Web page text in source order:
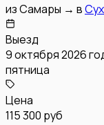
изСамары → в
Выезд
9 октября 2026
пятница
Цена
115 300 руб